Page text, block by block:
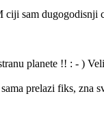
ciji sam
planete !! : - )
prelazi fiks, zna